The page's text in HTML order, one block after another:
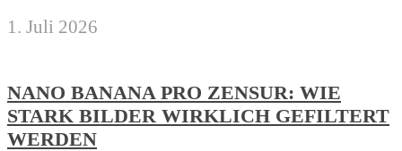
1. Juli 2026
NANO BANANA PRO ZENSUR: WIE
STARK BILDER WIRKLICH GEFILTERT
WERDEN